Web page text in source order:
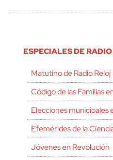
ESPECIALES DE
Matutino de Radio Reloj
Código de las Familias
Elecciones municipales
Efemérides de la
Jóvenes en Revolución